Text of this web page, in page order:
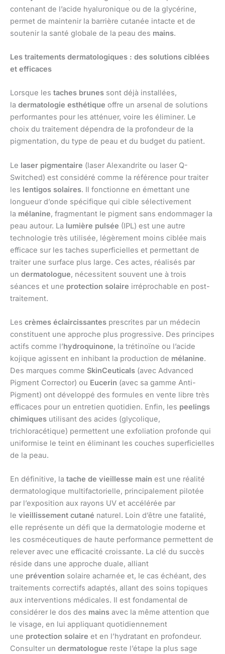
contenant de l’acide hyaluronique ou de la glycérine,
permet de maintenir la barrière cutanée intacte et de
soutenir la santé globale de la peau des mains.
Les traitements dermatologiques : des solutions ciblées
et efficaces
Lorsque les taches brunes sont déjà installées,
la dermatologie esthétique offre un arsenal de solutions
performantes pour les atténuer, voire les éliminer. Le
choix du traitement dépendra de la profondeur de la
pigmentation, du type de peau et du budget du patient.
Le laser pigmentaire (laser Alexandrite ou laser Q-
Switched) est considéré comme la référence pour traiter
les lentigos solaires. Il fonctionne en émettant une
longueur d’onde spécifique qui cible sélectivement
la mélanine, fragmentant le pigment sans endommager la
peau autour. La lumière pulsée (IPL) est une autre
technologie très utilisée, légèrement moins ciblée mais
efficace sur les taches superficielles et permettant de
traiter une surface plus large. Ces actes, réalisés par
un dermatologue, nécessitent souvent une à trois
séances et une protection solaire irréprochable en post-
traitement.
Les crèmes éclaircissantes prescrites par un médecin
constituent une approche plus progressive. Des principes
actifs comme l’hydroquinone, la trétinoïne ou l’acide
kojique agissent en inhibant la production de mélanine.
Des marques comme SkinCeuticals (avec Advanced
Pigment Corrector) ou Eucerin (avec sa gamme Anti-
Pigment) ont développé des formules en vente libre très
efficaces pour un entretien quotidien. Enfin, les peelings
chimiques utilisant des acides (glycolique,
trichloracétique) permettent une exfoliation profonde qui
uniformise le teint en éliminant les couches superficielles
de la peau.
En définitive, la tache de vieillesse main est une réalité
dermatologique multifactorielle, principalement pilotée
par l’exposition aux rayons UV et accélérée par
le vieillissement cutané naturel. Loin d’être une fatalité,
elle représente un défi que la dermatologie moderne et
les cosméceutiques de haute performance permettent de
relever avec une efficacité croissante. La clé du succès
réside dans une approche duale, alliant
une prévention solaire acharnée et, le cas échéant, des
traitements correctifs adaptés, allant des soins topiques
aux interventions médicales. Il est fondamental de
considérer le dos des mains avec la même attention que
le visage, en lui appliquant quotidiennement
une protection solaire et en l’hydratant en profondeur.
Consulter un dermatologue reste l’étape la plus sage